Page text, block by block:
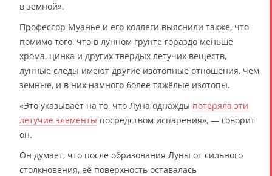
в земной».
Профессор Муанье и его коллеги выяснили также, что
помимо того, что в лунном грунте гораздо меньше
хрома, цинка и других твёрдых летучих веществ,
лунные следы имеют другие изотопные отношения, чем
земные, и в них намного более тяжёлые изотопы.
«Это указывает на то, что Луна однажды потеряла эти
летучие элементы посредством испарения», — говорит
он.
Он думает, что после образования Луны от сильного
столкновения, её поверхность оставалась